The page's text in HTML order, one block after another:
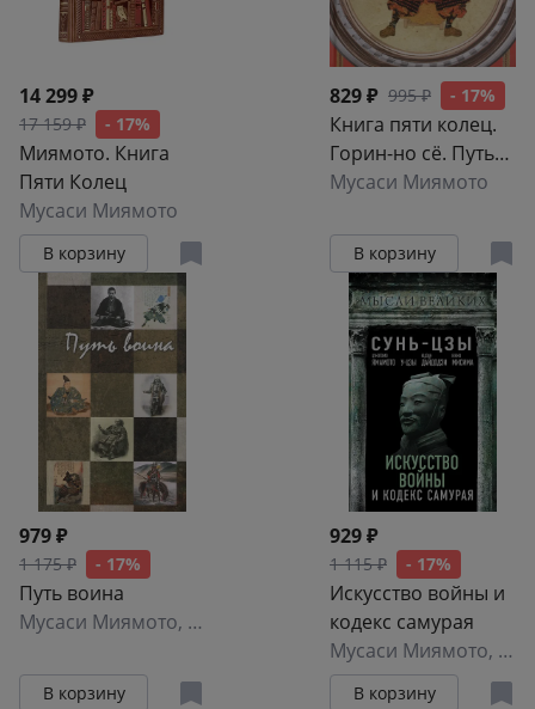
14 299 ₽
17 159 ₽ - 17%
Миямото. Книга
Пяти Колец
Мусаси Миямото
В корзину
829 ₽ 995 ₽ - 17%
Книга пяти колец.
Горин-но сё. Путь
стратегии
Мусаси Миямото
В корзину
979 ₽
1 175 ₽ - 17%
Путь воина
Мусаси Миямото, Н. Михайлов Юдзан Дайдодзи
В корзину
929 ₽
1 115 ₽ - 17%
Искусство войны и
кодекс самурая
Мусаси Миямото,
В корзину